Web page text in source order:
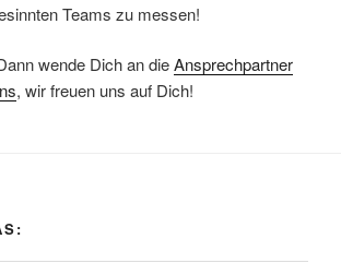
Teams zu messen!
wende Dich an dieAnsprechpartner
, wir freuen uns auf Dich!